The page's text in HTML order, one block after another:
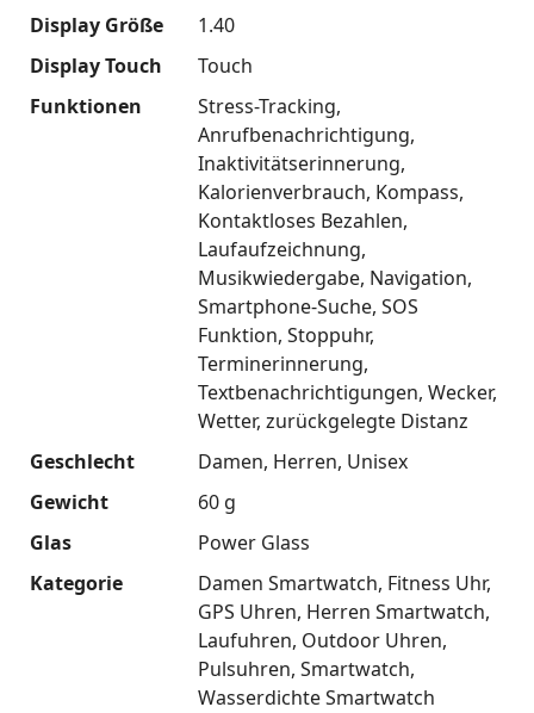
Display Größe
1.40
Display Touch
Touch
Funktionen
Stress-Tracking
Anrufbenachrichtigung
Inaktivitätserinnerung
Kalorienverbrauch Kompass
Kontaktloses Bezahlen
Laufaufzeichnung
Musikwiedergabe Navigation
Smartphone-Suche SOS
Funktion Stoppuhr
Terminerinnerung
Textbenachrichtigungen Wecker
Wetter zurückgelegte Distanz
Geschlecht
Damen Herren Unisex
Gewicht
60 g
Glas
Power Glass
Kategorie
Damen Smartwatch Fitness Uhr
GPS Uhren Herren Smartwatch
Laufuhren Outdoor Uhren
Pulsuhren Smartwatch
Wasserdichte Smartwatch